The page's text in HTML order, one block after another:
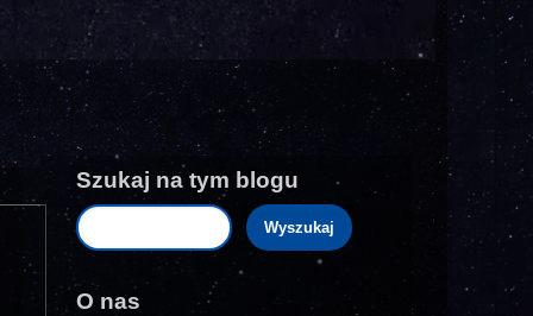
Szukaj na tym blogu
O nas